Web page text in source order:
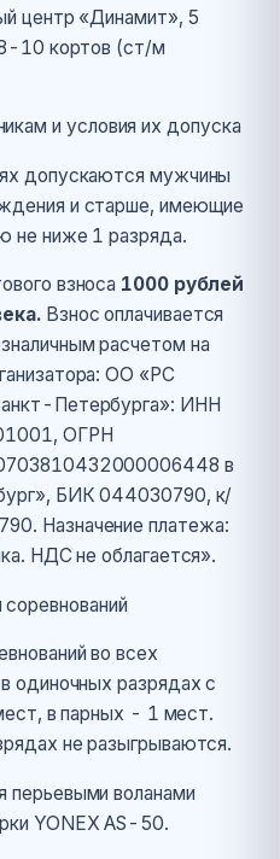
центр «Динамит», 5
10 кортов (ст/м
и условия их допуска
допускаются мужчины
и старше, имеющие
не ниже 1 разряда.
взноса 1000 рублей
Взнос оплачивается
расчетом на
ОО «РС
Петербурга»: ИНН
ОГРН
в
БИК 044030790, к/
Назначение платежа:
НДС не облагается».
во всех
одиночных разрядах с
в парных - 1 мест.
не разыгрываются.
перьевыми воланами
YONEX AS-50.